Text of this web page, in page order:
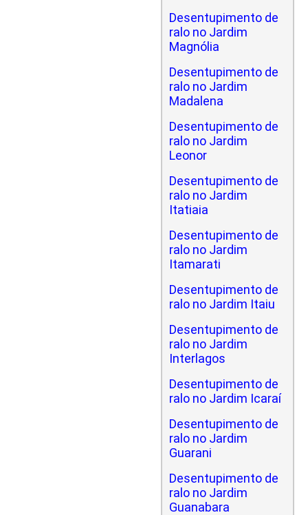
Desentupimento de
ralo no Jardim
Magnólia
Desentupimento de
ralo no Jardim
Madalena
Desentupimento de
ralo no Jardim
Leonor
Desentupimento de
ralo no Jardim
Itatiaia
Desentupimento de
ralo no Jardim
Itamarati
Desentupimento de
ralo no Jardim Itaiu
Desentupimento de
ralo no Jardim
Interlagos
Desentupimento de
ralo no Jardim Icaraí
Desentupimento de
ralo no Jardim
Guarani
Desentupimento de
ralo no Jardim
Guanabara